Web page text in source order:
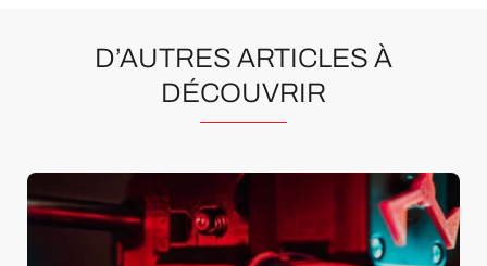
D’AUTRES ARTICLES À
DÉCOUVRIR